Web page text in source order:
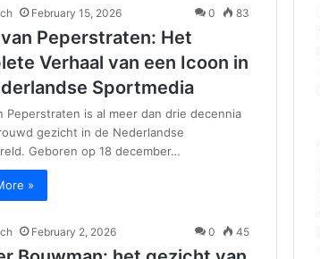
February 15, 2026 0 83
Peperstraten: Het
Verhaal van een Icoon in
Sportmedia
Peperstraten is al meer dan drie decennia
gezicht in de Nederlandse
Geboren op 18 december…
»
February 2, 2026 0 45